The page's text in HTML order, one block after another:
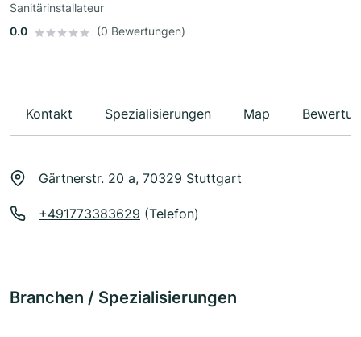
Sanitärinstallateur
0.0
(0 Bewertungen)
Kontakt Spezialisierungen Map
Gärtnerstr. 20 a, 70329 Stuttgart
+491773383629 (Telefon)
Branchen / Spezialisierungen